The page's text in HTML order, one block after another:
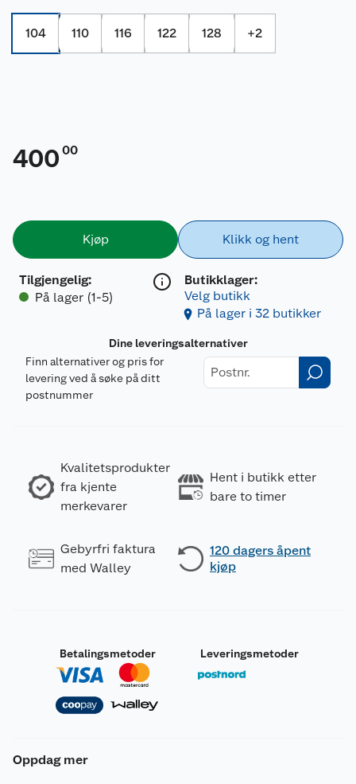
104 110 116 122 128 +2
400 00
Kjøp
Tilgjengelig:
På lager (1-5)
Klikk og hent
Butikklager:
Velg butikk
På lager i 32 butikker
Dine leveringsalternativer
Finn alternativer og pris for
levering ved å søke på ditt
postnummer
Kvalitetsprodukter
fra kjente
merkevarer
Hent i butikk etter
bare to timer
Gebyrfri faktura
med Walley
120 dagers åpent
kjøp
Betalingsmetoder Leveringsmetoder
Oppdag mer